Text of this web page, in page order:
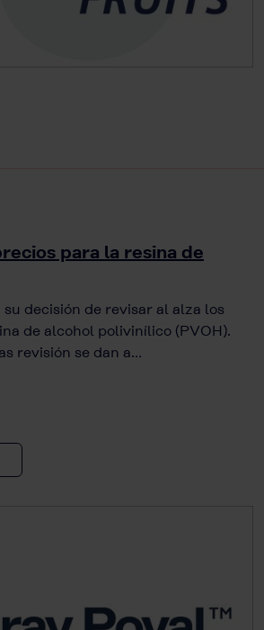
para la resina de
decisión de revisar al alza los
de alcohol polivinílico (PVOH).
revisión se dan a…